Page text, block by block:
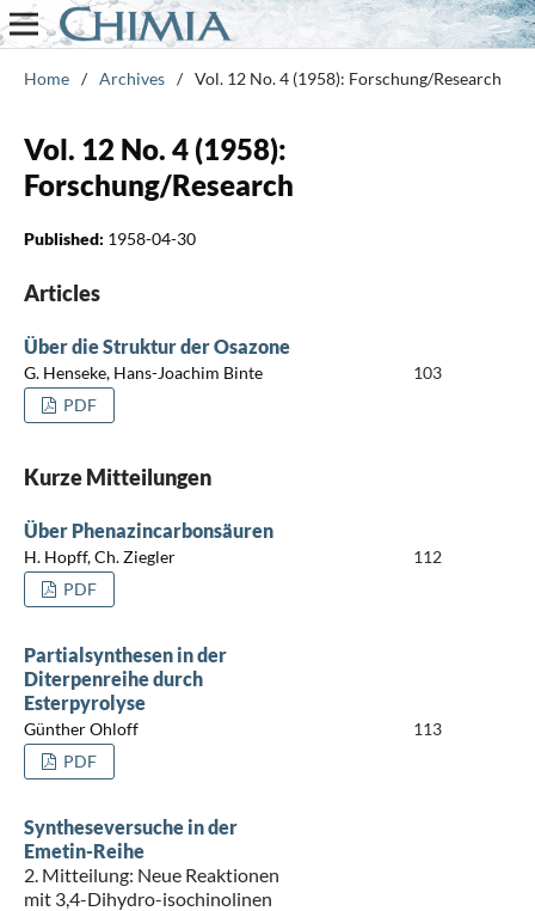
Home / Archives / Vol. 12 No. 4 (1958): Forschung/Research
Vol. 12 No. 4 (1958):
Forschung/Research
Published: 1958-04-30
Articles
Über die Struktur der Osazone
G. Henseke, Hans-Joachim Binte
103
PDF
Kurze Mitteilungen
Über Phenazincarbonsäuren
H. Hopff, Ch. Ziegler
112
PDF
Partialsynthesen in der
Diterpenreihe durch
Esterpyrolyse
Günther Ohloff
113
PDF
Syntheseversuche in der
Emetin-Reihe
2. Mitteilung: Neue Reaktionen
mit 3,4-Dihydro-isochinolinen